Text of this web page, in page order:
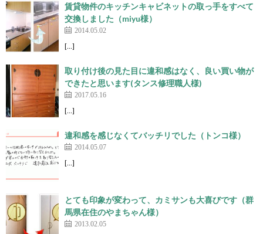
賃貸物件のキッチンキャビネットの取っ手をすべて
交換しました（miyu様）
2014.05.02
[…]
取り付け後の見た目に違和感はなく、良い買い物が
できたと思います(タンス修理職人様)
2017.05.16
[…]
違和感を感じなくてバッチリでした（トンコ様）
2014.05.07
[…]
とても印象が変わって、カミサンも大喜びです（群
馬県在住のやまちゃん様）
2013.02.05